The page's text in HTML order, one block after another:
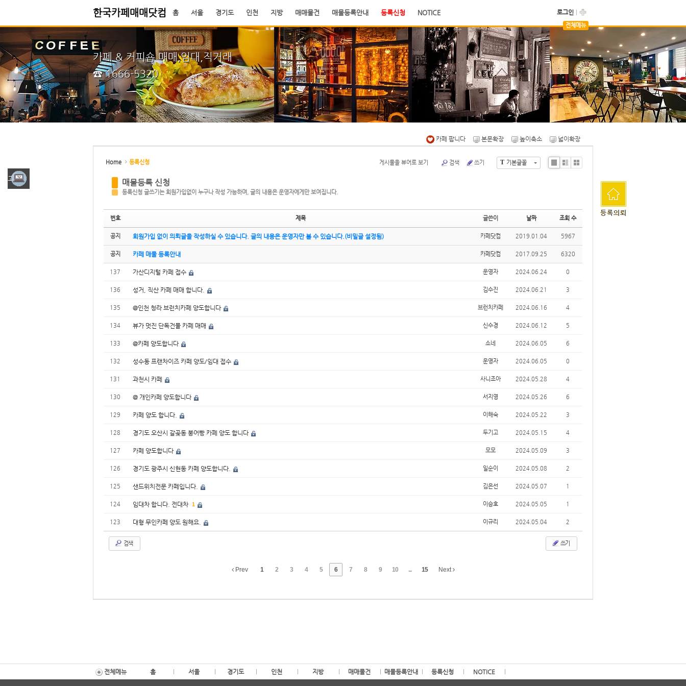
고
카페 & 커피숍 매매,임대,직거래
☎ 1666-5320
한국카페매매닷컴 홈 서울 경기도 인천 지방 매매물건 매물등록안내 등록신청 NOTICE 로그인
즐겨찾기 자유게시판
전체메뉴
넓이확장
높이축소
본문확장
카페 팝니다
Home 등록신청 T 기본글꼴
게시물을 뷰어로 보기 검색 쓰기
매물등록 신청
등록신청 글쓰기는 회원가입없이 누구나 작성 가능하며, 글의 내용은 운영자에게만 보여집니다.
Li
Zi
G
번호 제목 글쓴이 날짜 조회 수
공지 회원가입 없이 의뢰글을 작성하실 수 있습니다. 글의 내용은 운영자만 볼 수 있습니다.(비밀글 설정됨) 카페닷컴 2019.01.04 5967
공지 카페 매물 등록안내 카페닷컴 2017.09.25 6320
137 가산디지털 카페 접수 운영자 2024.06.24 0
136 성거, 직산 카페 매매 합니다. 김수진 2024.06.21 3
135 @인천 청라 브런치카페 양도합니다 브런치카페 2024.06.16 4
134 뷰가 멋진 단독건물 카페 매매 신수경 2024.06.12 5
133 @카페 양도합니다 소네 2024.06.05 6
132 성수동 프랜차이즈 카페 양도/임대 접수 운영자 2024.06.05 0
131 과천시 카페 사니조아 2024.05.28 4
130 @ 개인카페 양도합니다 서지영 2024.05.26 6
129 카페 양도 합니다. 이해숙 2024.05.22 3
128 경기도 오산시 갈곶동 붕어빵 카페 양도 합니다 두기고 2024.05.15 4
127 카페 양도합니다 모모 2024.05.09 3
126 경기도 광주시 신현동 카페 양도합니다. 일순이 2024.05.08 2
125 샌드위치전문 카페입니다. 김은선 2024.05.07 1
124 임대차 합니다. 전대차 1 이승호 2024.05.05 1
123 대형 무인카페 양도 원해요. 이규리 2024.05.04 2
검색 쓰기
Prev 1 2 3 4 5 6 7 8 9 10 ... 15 Next
홈 서울 경기도 인천 지방 매매물건 매물등록안내 등록신청 NOTICE
전체메뉴
Sketchbook5, 스케치북5
Sketchbook5, 스케치북5
Sketchbook5, 스케치북5
Sketchbook5, 스케치북5